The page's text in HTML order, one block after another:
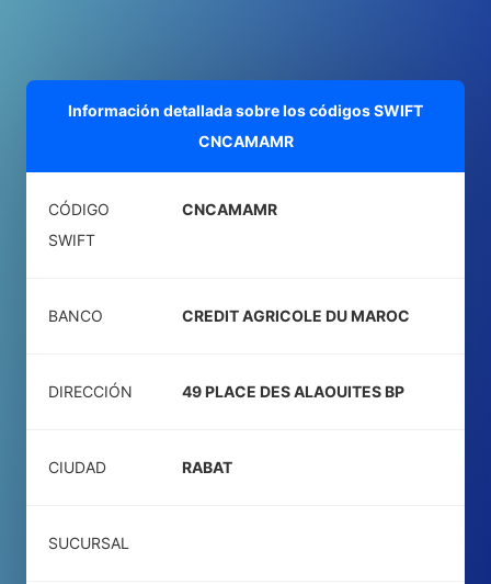
Información detallada sobre los códigos SWIFT
CNCAMAMR
CÓDIGO
SWIFT
CNCAMAMR
BANCO CREDIT AGRICOLE DU MAROC
DIRECCIÓN 49 PLACE DES ALAOUITES BP
CIUDAD RABAT
SUCURSAL